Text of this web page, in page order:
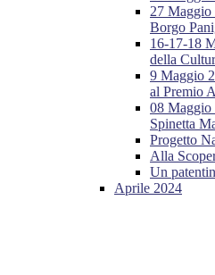
27
Borgo
16-17-18
della
9 Maggio
al Premio
08
Spinetta
Progetto
Alla
Un
Aprile 2024